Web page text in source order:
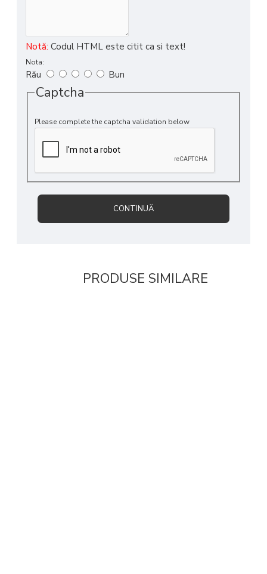
Notă: Codul HTML este citit ca si text!
Nota:
Rău Bun
Captcha
Please complete the captcha validation below
CONTINUĂ
PRODUSE SIMILARE